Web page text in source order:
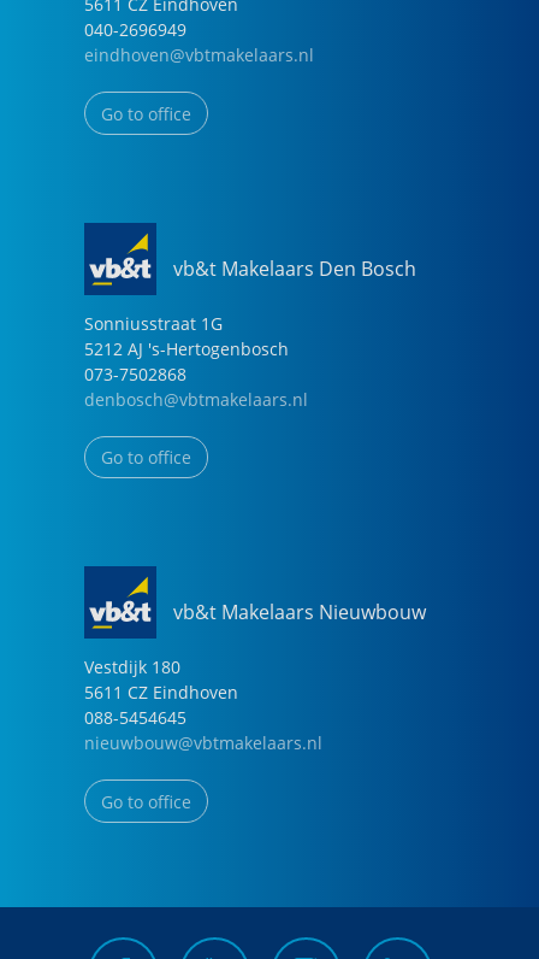
5611 CZ Eindhoven
040-2696949
eindhoven@vbtmakelaars.nl
Go to office
vb&t Makelaars Den Bosch
Sonniusstraat 1G
5212 AJ 's-Hertogenbosch
073-7502868
denbosch@vbtmakelaars.nl
Go to office
vb&t Makelaars Nieuwbouw
Vestdijk 180
5611 CZ Eindhoven
088-5454645
nieuwbouw@vbtmakelaars.nl
Go to office